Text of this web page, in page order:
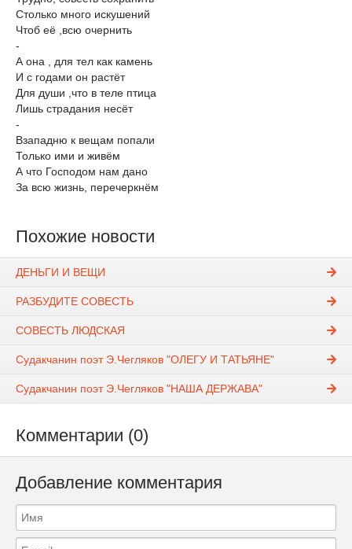
Столько много искушений
Чтоб её ,всю очернить
-
А она , для тел как камень
И с годами он растёт
Для души ,что в теле птица
Лишь страдания несёт
-
Взападню к вещам попали
Только ими и живём
А что Господом нам дано
За всю жизнь, перечеркнём
Похожие новости
ДЕНЬГИ И ВЕЩИ
РАЗБУДИТЕ СОВЕСТЬ
СОВЕСТЬ ЛЮДСКАЯ
Судакчанин поэт Э.Чегляков "ОЛЕГУ И ТАТЬЯНЕ"
Судакчанин поэт Э.Чегляков "НАША ДЕРЖАВА"
Комментарии (0)
Добавление комментария